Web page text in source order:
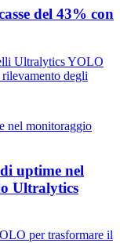
del 43% con
Ultralytics YOLO
degli
uptime nel
Ultralytics
per trasformare il